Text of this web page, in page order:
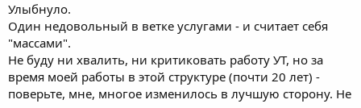
Улыбнуло.
Один недовольный в ветке услугами - и считает себя
"массами".
Не буду ни хвалить, ни критиковать работу УТ, но за
время моей работы в этой структуре (почти 20 лет) -
поверьте, мне, многое изменилось в лучшую сторону. Не